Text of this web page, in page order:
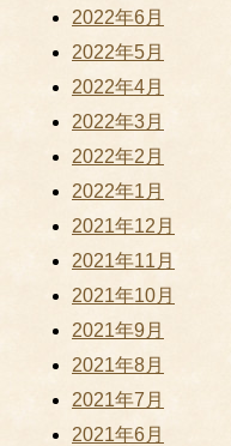
2022年6月
2022年5月
2022年4月
2022年3月
2022年2月
2022年1月
2021年12月
2021年11月
2021年10月
2021年9月
2021年8月
2021年7月
2021年6月